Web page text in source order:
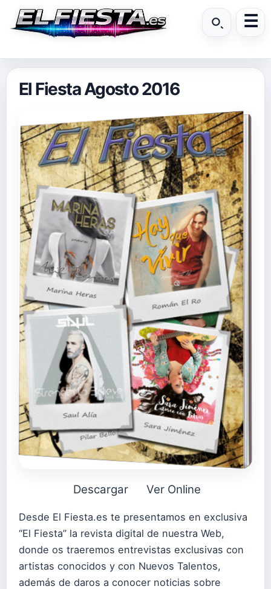
El Fiesta Agosto 2016
Descargar Ver Online
Desde El Fiesta.es te presentamos en exclusiva
“El Fiesta” la revista digital de nuestra Web,
donde os traeremos entrevistas exclusivas con
artistas conocidos y con Nuevos Talentos,
además de daros a conocer noticias sobre